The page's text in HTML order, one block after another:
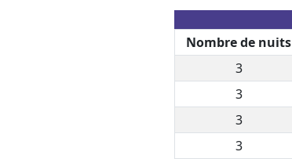
Nombre de nuits
3
3
3
3